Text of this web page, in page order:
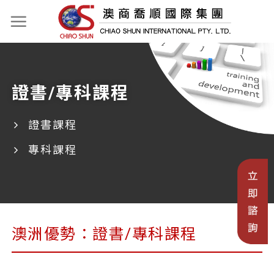
證書/專科課程
證書課程
專科課程
澳洲優勢：證書/專科課程